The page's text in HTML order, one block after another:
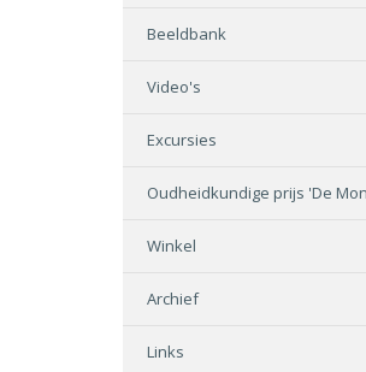
Beeldbank
Video's
Excursies
Oudheidkundige prijs 'De
Winkel
Archief
Links